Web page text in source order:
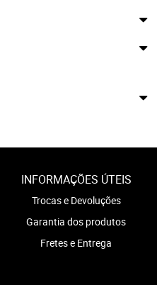
INFORMAÇÕES ÚTEIS
Trocas e Devoluções
Garantia dos produtos
Fretes e Entrega